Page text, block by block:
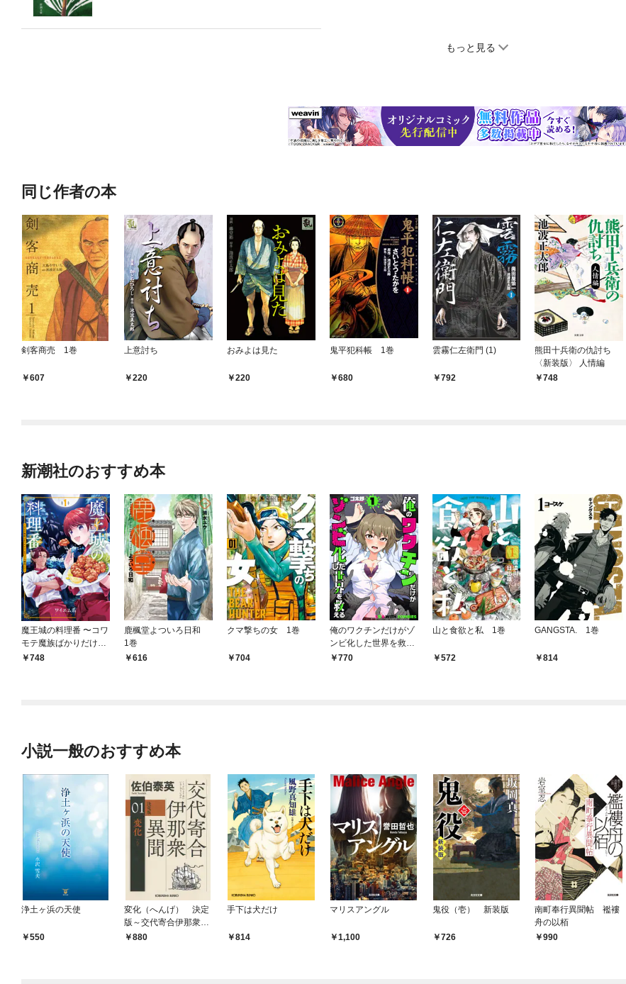
もっと見る
同じ作者の本
剣客商売 1巻
￥607
上意討ち
￥220
おみよは見た
￥220
鬼平犯科帳 1巻
￥680
雲霧仁左衛門 (1)
￥792
熊田十兵衛の仇討ち
〈新装版〉 人情編
￥748
新潮社のおすすめ本
魔王城の料理番 〜コワ
モテ魔族ばかりだけ
ど、ホワイトな職場で
￥748
鹿楓堂よついろ日和
1巻
￥616
クマ撃ちの女 1巻
￥704
俺のワクチンだけがゾ
ンビ化した世界を救え
る 1巻
￥770
山と食欲と私 1巻
￥572
GANGSTA. 1巻
￥814
小説一般のおすすめ本
浄土ヶ浜の天使
￥550
変化（へんげ） 決定
版～交代寄合伊那衆異
聞（1）～
￥880
手下は犬だけ
￥814
マリスアングル
￥1,100
鬼役（壱） 新装版
￥726
南町奉行異聞帖 襤褸
舟の以栢
￥990